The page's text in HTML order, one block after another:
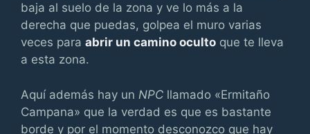
baja al suelo de la zona y ve lo más a la
derecha que puedas, golpea el muro varias
veces para abrir un camino oculto que te lleva
a esta zona.
Aquí además hay un NPC llamado «Ermitaño
Campana» que la verdad es que es bastante
borde y por el momento desconozco que hay